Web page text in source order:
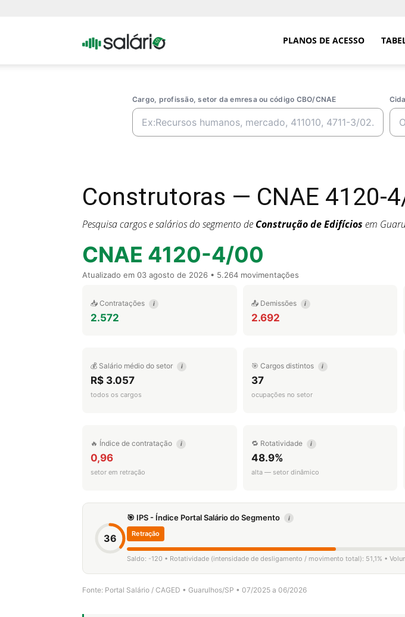
Portal PLANOS DE ACESSO
Cargo, profissão, setor da emresa ou código CBO/CNAE
Construtoras — CNAE 4120-
Pesquisa cargos e salários do segmento de Construção de Edifícios em
CNAE 4120-4/00
Atualizado em 03 agosto de 2026 • 5.264 movimentações
📥 Contratações i
2.572
📤 Demissões i
2.692
💰 Salário médio do setor i
R$ 3.057
todos os cargos
🎯 Cargos distintos i
37
ocupações no setor
🔥 Índice de contratação i
0,96
setor em retração
🔁 Rotatividade i
48.9%
alta — setor dinâmico
36
🎯 IPS - Índice Portal Salário do Segmento i
Retração
Saldo: -120 • Rotatividade (intensidade de desligamento / movimento total): 51,1% •
Fonte: Portal Salário / CAGED • Guarulhos/SP • 07/2025 a 06/2026